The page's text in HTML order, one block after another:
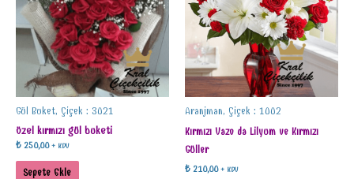
Gül Buket, Çiçek : 3021
özel kırmızı gül buketi
₺250,00 + KDV
Sepete Ekle
Aranjman, Çiçek : 1002
Kırmızı Vazo da Lilyum ve Kırmızı
Güller
₺ 210,00 + KDV